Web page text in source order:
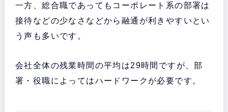
一方、総合職であってもコーポレート系の部署は
接待などの少なさなどから融通が利きやすいとい
う声も多いです。
会社全体の残業時間の平均は29時間ですが、部
署・役職によってはハードワークが必要です。